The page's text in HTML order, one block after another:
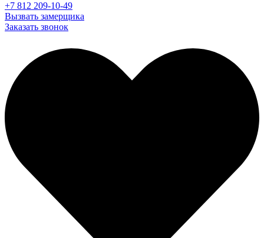
+7 812 209-10-49
Вызвать замерщика
Заказать звонок